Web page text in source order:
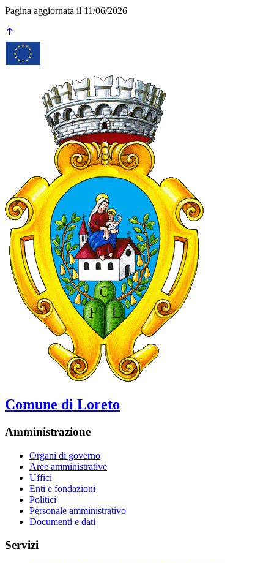
Pagina aggiornata il 11/06/2026
Comune di Loreto
Amministrazione
Organi di governo
Aree amministrative
Uffici
Enti e fondazioni
Politici
Personale amministrativo
Documenti e dati
Servizi